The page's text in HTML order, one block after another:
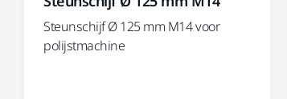
Steunschijf Ø 125 mm M14 voor
polijstmachine